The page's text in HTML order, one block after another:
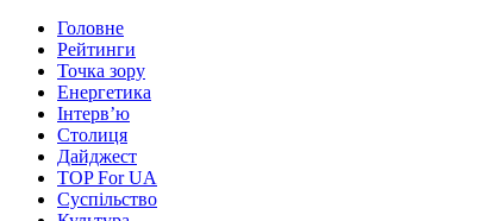
Головне
Рейтинги
Точка зору
Енергетика
Інтерв’ю
Столиця
Дайджест
TOP For UA
Суспiльство